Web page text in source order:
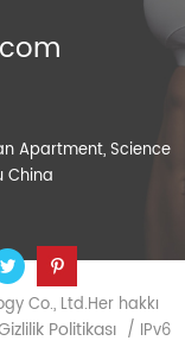
Apartment, Science
China
Co., Ltd.Her hakkı
Politikası / IPv6